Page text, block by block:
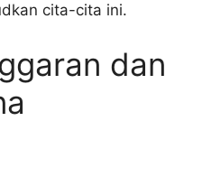
cita-cita ini.
dan